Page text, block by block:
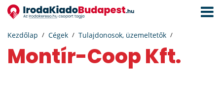
Kezdőlap Cégek Tulajdonosok, üzemeltetők
Montír-Coop Kft.